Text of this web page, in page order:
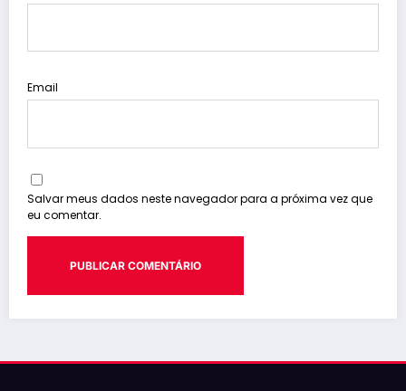
Email
Salvar meus dados neste navegador para a próxima vez que
eu comentar.